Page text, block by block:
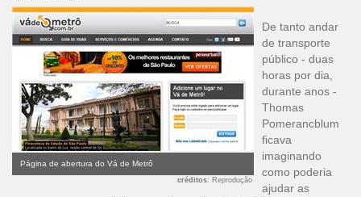
Página de abertura do Vá de Metrô
créditos: Reprodução
De tanto andar
de transporte
público - duas
horas por dia,
durante anos -
Thomas
Pomerancblum
ficava
imaginando
como poderia
ajudar as